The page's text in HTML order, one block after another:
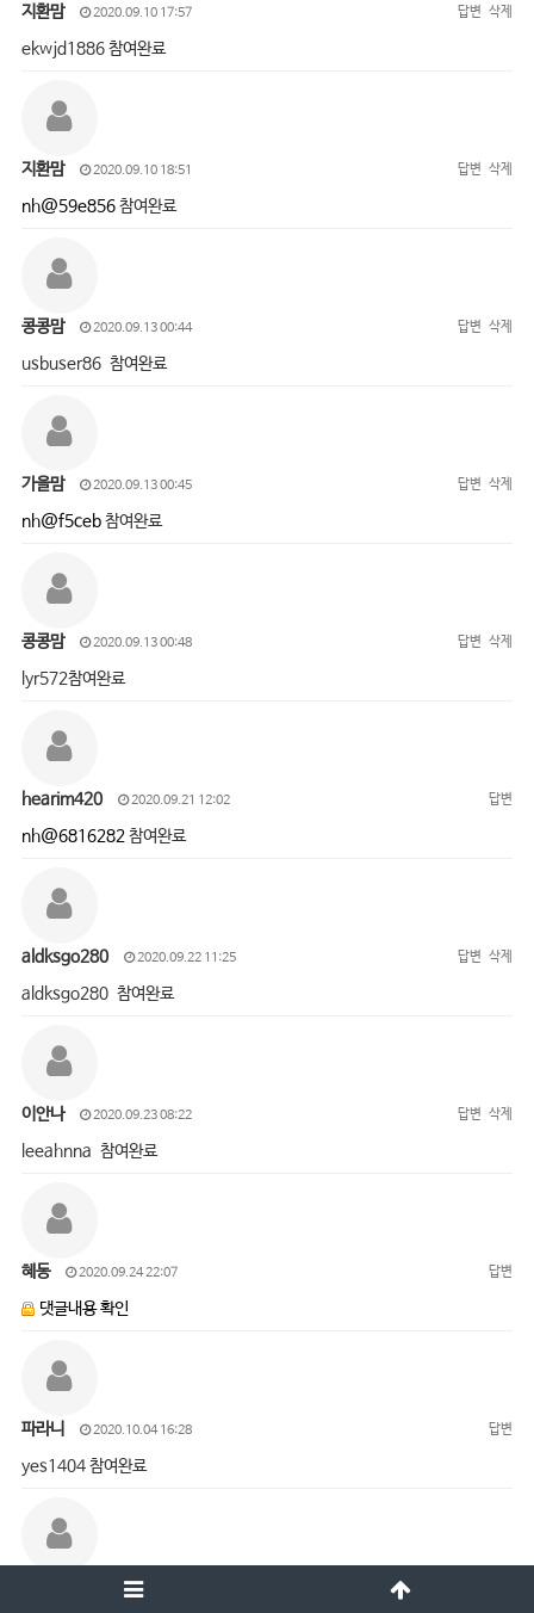
지환맘 2020.09.10 17:57 답변 삭제
ekwjd1886 참여완료
지환맘 2020.09.10 18:51 답변 삭제
nh@59e856참여완료
콩콩맘 2020.09.13 00:44 답변 삭제
usbuser86 참여완료
가을맘 2020.09.13 00:45 답변 삭제
nh@f5ceb참여완료
콩콩맘 2020.09.13 00:48 답변 삭제
lyr572참여완료
hearim420 2020.09.21 12:02 답변
nh@6816282참여완료
aldksgo280 2020.09.22 11:25 답변 삭제
aldksgo280 참여완료
이안나 2020.09.23 08:22 답변 삭제
leeahnna 참여완료
혜동 2020.09.24 22:07 답변
댓글내용 확인
파라니 2020.10.04 16:28 답변
yes1404 참여완료
2020.10.05 15:01